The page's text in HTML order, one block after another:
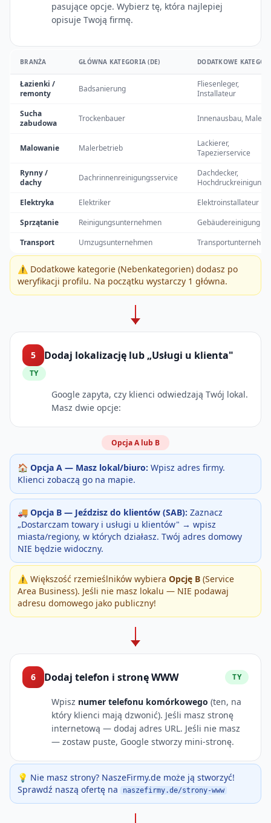
pasujące opcje. Wybierz tę, która najlepiej
opisuje Twoją firmę.
BRANŻA GŁÓWNA KATEGORIA (DE) DODATKOWE
Łazienki /
remonty
Badsanierung
Fliesenleger,
Installateur
Sucha
zabudowa
Trockenbauer Innenausbau, Maler
Malowanie Malerbetrieb
Lackierer,
Tapezierservice
Rynny /
dachy
Dachrinnenreinigungsservice
Dachdecker,
Hochdruckreinigung
Elektryka
Elektriker
Elektroinstallateur
Sprzątanie
Reinigungsunternehmen
Gebäudereinigung
Transport
Umzugsunternehmen
⚠️ Dodatkowe kategorie (Nebenkategorien) dodasz po
weryfikacji profilu. Na początku wystarczy 1 główna.
5 Dodaj lokalizację lub „Usługi u klienta"
TY
Google zapyta, czy klienci odwiedzają Twój lokal.
Masz dwie opcje:
Opcja A lub B
🏠 Opcja A — Masz lokal/biuro: Wpisz adres firmy.
Klienci zobaczą go na mapie.
🚚 Opcja B — Jeździsz do klientów (SAB): Zaznacz
„Dostarczam towary i usługi u klientów" → wpisz
miasta/regiony, w których działasz. Twój adres domowy
NIE będzie widoczny.
⚠️ Większość rzemieślników wybiera Opcję B (Service
Area Business). Jeśli nie masz lokalu — NIE podawaj
adresu domowego jako publiczny!
6 Dodaj telefon i stronę WWW TY
Wpisz numer telefonu komórkowego (ten, na
który klienci mają dzwonić). Jeśli masz stronę
internetową — dodaj adres URL. Jeśli nie masz
— zostaw puste, Google stworzy mini-stronę.
💡 Nie masz strony? NaszeFirmy.de może ją stworzyć!
Sprawdź naszą ofertę na
naszefirmy.de/strony-www